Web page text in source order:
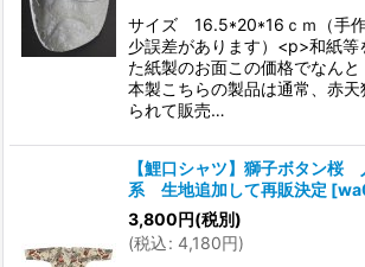
サイズ 16.5*20*16ｃｍ（手
少誤差があります）<p>和紙等
た紙製のお面この価格でなんと
本製こちらの製品は通常、赤
られて販売…
【鯉口シャツ】獅子ボタン桜
系 生地追加して再販決定 [
3,800円(税別)
(税込: 4,180円)